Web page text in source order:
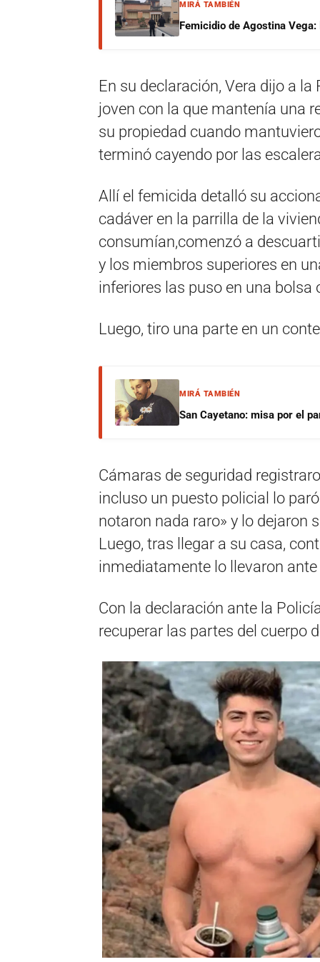
MIRÁ TAMBIÉN
Femicidio de Agostina
En su declaración, Vera dijo a
joven con la que mantenía una
su propiedad cuando
terminó cayendo por las
Allí el femicida detalló su
cadáver en la parrilla de la
consumían,comenzó a
y los miembros superiores en
inferiores las puso en una bolsa
Luego, tiro una parte en un
MIRÁ TAMBIÉN
San Cayetano: misa por el
Cámaras de seguridad
incluso un puesto policial lo
notaron nada raro» y lo dejaron
Luego, tras llegar a su casa,
inmediatamente lo llevaron
Con la declaración ante la
recuperar las partes del cuerpo